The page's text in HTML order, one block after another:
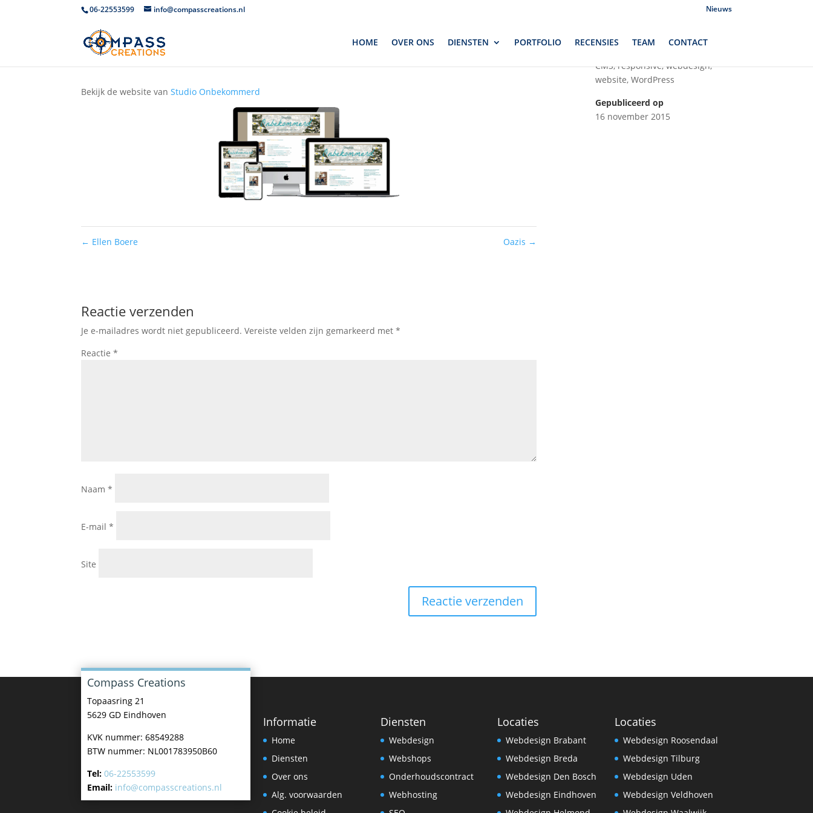
06-22553599 info@compasscreations.nl Nieuws
HOME OVER ONS DIENSTEN PORTFOLIO RECENSIES TEAM CONTACT
Studio Onbekommerd
Bekijk de website vanStudio Onbekommerd
← Ellen Boere Oazis →
Reactie verzenden
Je e-mailadres wordt niet gepubliceerd. Vereiste velden zijn gemarkeerd met*
Reactie*
Naam*
E-mail*
Site
CMS,responsive,webdesign,
website, WordPress
Gepubliceerd op
16 november 2015
Compass Creations
Topaasring 21
5629 GD Eindhoven
KVK nummer: 68549288
BTW nummer: NL001783950B60
Tel: 06-22553599
Email: info@compasscreations.nl
Informatie
Home
Diensten
Over ons
Alg. voorwaarden
Diensten
Webdesign
Webshops
Onderhoudscontract
Webhosting
Locaties
Webdesign Brabant
Webdesign Breda
Webdesign Den Bosch
Webdesign Eindhoven
Locaties
Webdesign Roosendaal
Webdesign Tilburg
Webdesign Uden
Webdesign Veldhoven